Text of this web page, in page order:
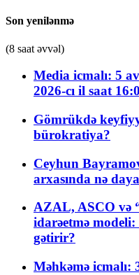
Son yenilənmə
(8 saat əvvəl)
Media icmalı: 5
2026-cı il saat
Gömrükdə
bürokratiya?
Ceyhun
arxasında nə
AZAL, ASCO və
idarəetmə
gətirir?
Məhkəmə icmalı: